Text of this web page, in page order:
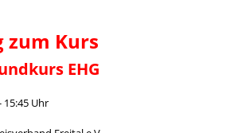
zum Kurs
EHG
15:45 Uhr